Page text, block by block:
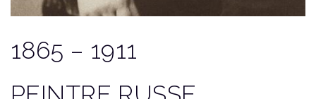
1865 – 1911